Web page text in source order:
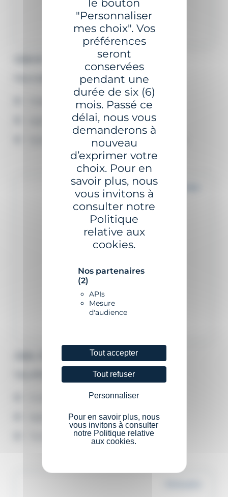
le bouton
"Personnaliser
mes choix". Vos
préférences
seront
conservées
pendant une
durée de six (6)
mois. Passé ce
délai, nous vous
demanderons à
nouveau
d’exprimer votre
choix. Pour en
savoir plus, nous
vous invitons à
consulter notre
Politique
relative aux
cookies.
Nos partenaires
(2)
APIs
Mesure
d'audience
Tout accepter
Tout refuser
Personnaliser
Pour en savoir plus, nous
vous invitons à consulter
notre Politique relative
aux cookies.
Feu à alimentation externe
Faible consommation
Application GISMAN Bluetooth®
Système de supervision A2NGO en option
Jusqu'à 17 MN+
GML 1T, 2T OU 3T
Feu d’horizon longue portée
3 configurations (tiers) possibles
Application GISMAN Bluetooth®
Transpondeur AIS en option